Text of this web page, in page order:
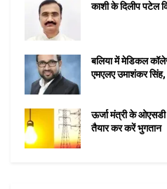
काशी के दिलीप पटेल
बलिया में मेडिकल
एमएलए उमाशंकर
ऊर्जा मंत्री के
तैयार कर करें भुगतान